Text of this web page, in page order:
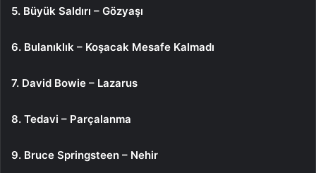
5. Büyük Saldırı – Gözyaşı
6. Bulanıklık – Koşacak Mesafe Kalmadı
7. David Bowie – Lazarus
8. Tedavi – Parçalanma
9. Bruce Springsteen – Nehir